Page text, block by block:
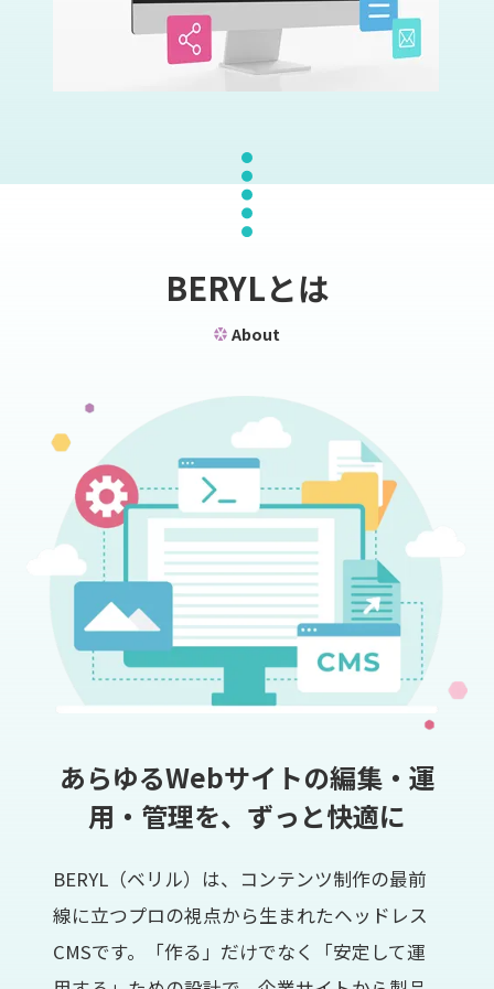
BERYLとは
About
あらゆるWebサイトの編集・運
用・管理を、ずっと快適に
BERYL（ベリル）は、コンテンツ制作の最前
線に立つプロの視点から生まれたヘッドレス
CMSです。「作る」だけでなく「安定して運